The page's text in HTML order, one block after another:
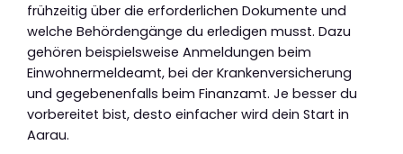
frühzeitig über die erforderlichen Dokumente und
welche Behördengänge du erledigen musst. Dazu
gehören beispielsweise Anmeldungen beim
Einwohnermeldeamt, bei der Krankenversicherung
und gegebenenfalls beim Finanzamt. Je besser du
vorbereitet bist, desto einfacher wird dein Start in
Aarau.